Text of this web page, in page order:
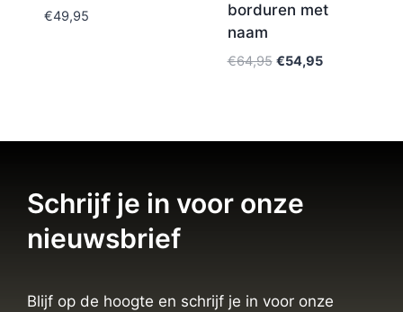
€49,95
borduren met
naam
€64,95 €54,95
Schrijf je in voor onze
nieuwsbrief
Blijf op de hoogte en schrijf je in voor onze